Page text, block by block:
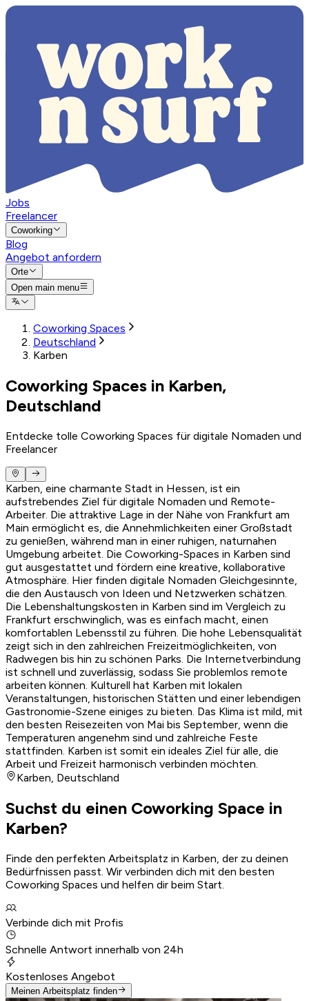
Jobs
Freelancer
Coworking
Blog
Angebot anfordern
Orte
Open main menu
Coworking Spaces
Deutschland
Karben
Coworking Spaces in Karben,
Deutschland
Entdecke tolle Coworking Spaces für digitale Nomaden und
Freelancer
Karben, eine charmante Stadt in Hessen, ist ein
aufstrebendes Ziel für digitale Nomaden und Remote-
Arbeiter. Die attraktive Lage in der Nähe von Frankfurt am
Main ermöglicht es, die Annehmlichkeiten einer Großstadt
zu genießen, während man in einer ruhigen, naturnahen
Umgebung arbeitet. Die Coworking-Spaces in Karben sind
gut ausgestattet und fördern eine kreative, kollaborative
Atmosphäre. Hier finden digitale Nomaden Gleichgesinnte,
die den Austausch von Ideen und Netzwerken schätzen.
Die Lebenshaltungskosten in Karben sind im Vergleich zu
Frankfurt erschwinglich, was es einfach macht, einen
komfortablen Lebensstil zu führen. Die hohe Lebensqualität
zeigt sich in den zahlreichen Freizeitmöglichkeiten, von
Radwegen bis hin zu schönen Parks. Die Internetverbindung
ist schnell und zuverlässig, sodass Sie problemlos remote
arbeiten können. Kulturell hat Karben mit lokalen
Veranstaltungen, historischen Stätten und einer lebendigen
Gastronomie-Szene einiges zu bieten. Das Klima ist mild, mit
den besten Reisezeiten von Mai bis September, wenn die
Temperaturen angenehm sind und zahlreiche Feste
stattfinden. Karben ist somit ein ideales Ziel für alle, die
Arbeit und Freizeit harmonisch verbinden möchten.
Karben, Deutschland
Suchst du einen Coworking Space in
Karben?
Finde den perfekten Arbeitsplatz in Karben, der zu deinen
Bedürfnissen passt. Wir verbinden dich mit den besten
Coworking Spaces und helfen dir beim Start.
Verbinde dich mit Profis
Schnelle Antwort innerhalb von 24h
Kostenloses Angebot
Meinen Arbeitsplatz finden